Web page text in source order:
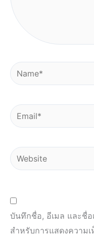
Name*
Email*
Website
บันทึกชื่อ, อีเมล และชื่อ
สำหรับการแสดงความ